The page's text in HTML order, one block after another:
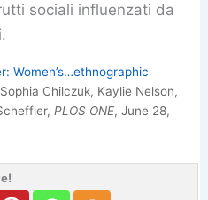
sociali influenzati da
Women’s…ethnographic
Chilczuk, Kaylie Nelson,
PLOS ONE, June 28,